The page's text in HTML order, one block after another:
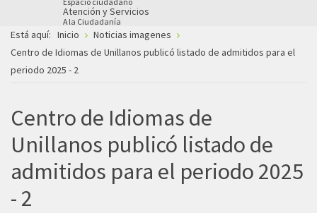
Atención y Servicios
A la Ciudadanía
Está aquí: Inicio
Noticias imagenes
Centro de Idiomas de Unillanos publicó listado de admitidos para el
periodo 2025 - 2
Centro de Idiomas de
Unillanos publicó listado de
admitidos para el periodo 2025
- 2